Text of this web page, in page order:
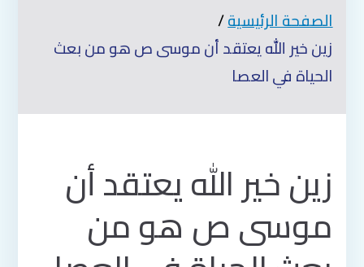
الصفحة الرئيسية
زين خير الله يعتقد أن موسى ص هو من بعث
الحياة في العصا
زين خير الله يعتقد أن
موسى ص هو من